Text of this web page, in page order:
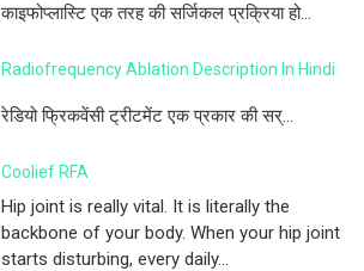
काइफोप्लास्टि एक तरह की सर्जिकल प्रक्रिया हो...
Radiofrequency Ablation Description In Hindi
रेडियो फ्रिकवेंसी ट्रीटमेंट एक प्रकार की सर्...
Coolief RFA
Hip joint is really vital. It is literally the
backbone of your body. When your hip joint
starts disturbing, every daily...